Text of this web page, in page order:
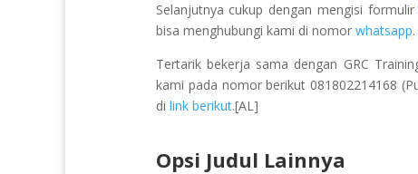
Selanjutnya cukup dengan mengisi
bisa menghubungi kami di nomor whatsapp.
Tertarik bekerja sama dengan GRC
kami pada nomor berikut 081802214168
di link berikut.[AL]
Opsi Judul Lainnya